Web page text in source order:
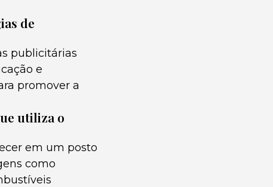
de
publicitárias
e
promover a
utiliza o
em um posto
como